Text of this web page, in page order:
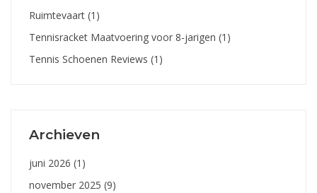
Ruimtevaart (1)
Tennisracket Maatvoering voor 8-jarigen (1)
Tennis Schoenen Reviews (1)
Archieven
juni 2026 (1)
november 2025 (9)